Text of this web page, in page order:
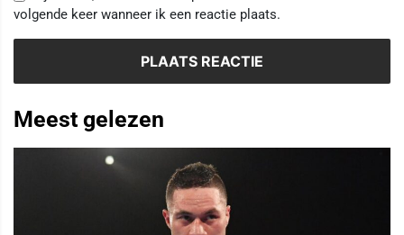
volgende keer wanneer ik een reactie plaats.
Meest gelezen